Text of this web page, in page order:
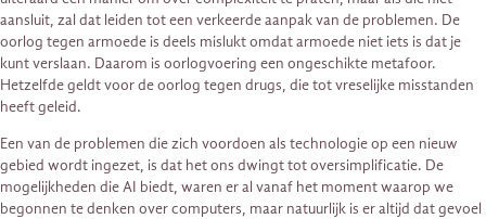
aansluit, zal dat leiden tot een verkeerde aanpak van de problemen. De
oorlog tegen armoede is deels mislukt omdat armoede niet iets is dat je
kunt verslaan. Daarom is oorlogvoering een ongeschikte metafoor.
Hetzelfde geldt voor de oorlog tegen drugs, die tot vreselijke misstanden
heeft geleid.
Een van de problemen die zich voordoen als technologie op een nieuw
gebied wordt ingezet, is dat het ons dwingt tot oversimplificatie. De
mogelijkheden die AI biedt, waren er al vanaf het moment waarop we
begonnen te denken over computers, maar natuurlijk is er altijd dat gevoel